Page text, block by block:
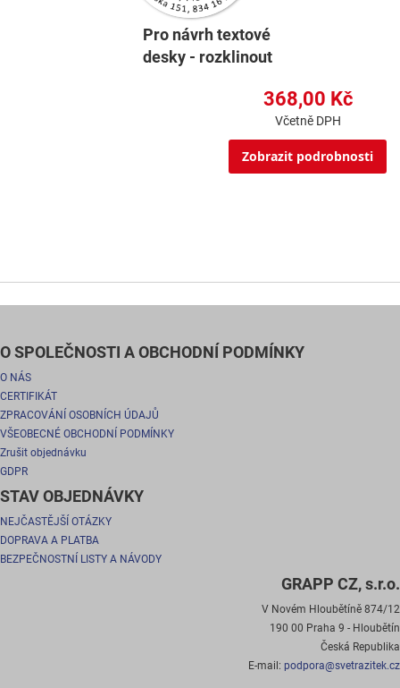
Pro návrh textové
desky - rozklinout
368,00 Kč
Včetně DPH
Zobrazit podrobnosti
O SPOLEČNOSTI A OBCHODNÍ PODMÍNKY
O NÁS
CERTIFIKÁT
ZPRACOVÁNÍ OSOBNÍCH ÚDAJŮ
VŠEOBECNÉ OBCHODNÍ PODMÍNKY
Zrušit objednávku
GDPR
STAV OBJEDNÁVKY
NEJČASTĚJŠÍ OTÁZKY
DOPRAVA A PLATBA
BEZPEČNOSTNÍ LISTY A NÁVODY
GRAPP CZ, s.r.o.
V Novém Hloubětíně 874/12
190 00 Praha 9 - Hloubětín
Česká Republika
E-mail: podpora@svetrazitek.cz